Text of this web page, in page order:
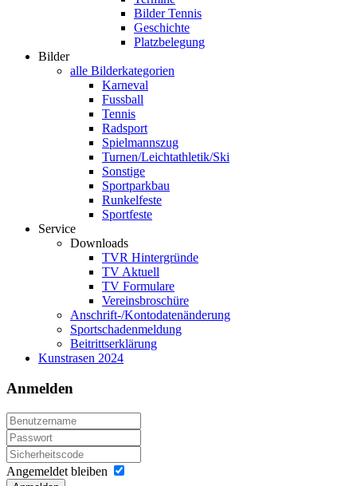
Bilder Tennis
Geschichte
Platzbelegung
Bilder
alle Bilderkategorien
Karneval
Fussball
Tennis
Radsport
Spielmannszug
Turnen/Leichtathletik/Ski
Sonstige
Sportparkbau
Runkelfeste
Sportfeste
Service
Downloads
TVR Hintergründe
TV Aktuell
TV Formulare
Vereinsbroschüre
Anschrift-/Kontodatenänderung
Sportschadenmeldung
Beitrittserklärung
Kunstrasen 2024
Anmelden
Angemeldet bleiben